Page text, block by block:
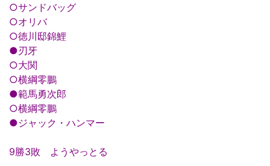
○サンドバッグ
○オリバ
○徳川邸錦鯉
●刃牙
○大関
○横綱零鵬
●範馬勇次郎
○横綱零鵬
●ジャック・ハンマー
9勝3敗 ようやっとる